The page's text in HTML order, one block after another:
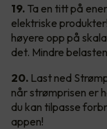
19. Ta en titt på
elektriske
høyere opp på
det. Mindre
20. Last ned
når strømprisen er
du kan tilpasse
appen!